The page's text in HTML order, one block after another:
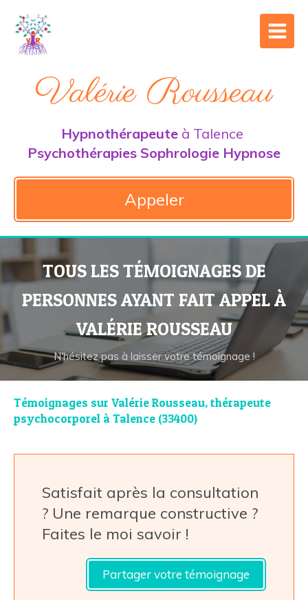
Valérie Rousseau
Hypnothérapeute à Talence
Psychothérapies Sophrologie Hypnose
Appeler
TOUS LES TÉMOIGNAGES DE
PERSONNES AYANT FAIT APPEL À
VALÉRIE ROUSSEAU
N'hésitez pas à laisser votre témoignage !
Témoignages sur Valérie Rousseau, thérapeute
psychocorporel à Talence (33400)
Satisfait après la consultation
? Une remarque constructive ?
Faites le moi savoir !
Partager votre témoignage